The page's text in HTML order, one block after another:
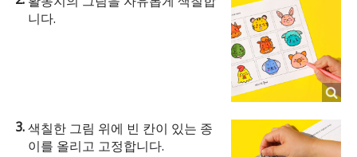
니다.
색칠한 그림 위에 빈 칸이 있는 종
이를 올리고 고정합니다.